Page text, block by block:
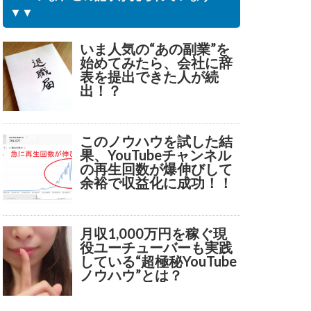
▼▼
いま人気の“あの副業”を
始めてみたら、会社に辞
表を提出できた人が続
出！？
このノウハウを試した結
果、YouTubeチャンネル
の再生回数が爆伸びして
余裕で収益化に成功！！
月収1,000万円を稼ぐ現
役ユーチューバーも実践
している“超極秘YouTube
ノウハウ”とは？